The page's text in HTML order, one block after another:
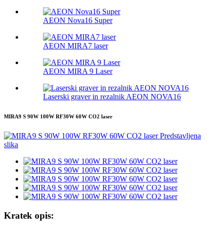
AEON Nova16 Super
AEON MIRA7 laser
AEON MIRA 9 Laser
Laserski graver in rezalnik AEON NOVA16
MIRA9 S 90W 100W RF30W 60W CO2 laser
Kratek opis: